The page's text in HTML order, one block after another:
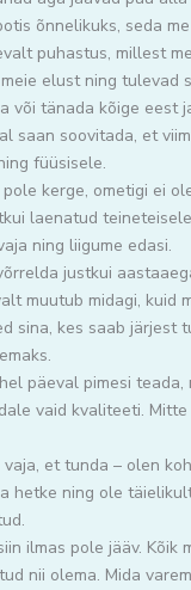
õnnelikuks, seda
puhastus, millest
elust ning tulevad
või tänada kõige eest
saan soovitada, et
füüsisele.
kerge, ometigi ei
laenatud
ning liigume edasi.
justkui
muutub midagi, kuid
sina, kes saab järjest
päeval pimesi teada,
vaid kvaliteeti.
et tunda – olen
hetke ning ole
ilmas pole jääv. Kõik
nii olema. Mida